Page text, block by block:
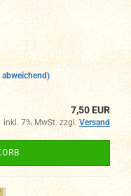
7,50 EUR
inkl. 7% MwSt. zzgl. Versand